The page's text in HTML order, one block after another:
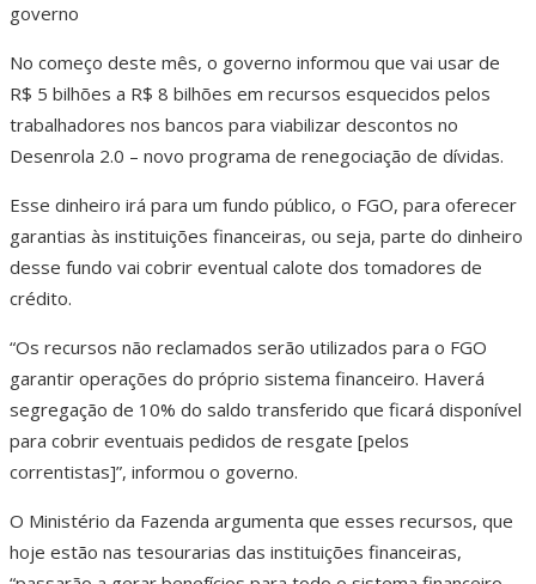
governo
No começo deste mês, o governo informou que vai usar de
R$ 5 bilhões a R$ 8 bilhões em recursos esquecidos pelos
trabalhadores nos bancos para viabilizar descontos no
Desenrola 2.0 – novo programa de renegociação de dívidas.
Esse dinheiro irá para um fundo público, o FGO, para oferecer
garantias às instituições financeiras, ou seja, parte do dinheiro
desse fundo vai cobrir eventual calote dos tomadores de
crédito.
“Os recursos não reclamados serão utilizados para o FGO
garantir operações do próprio sistema financeiro. Haverá
segregação de 10% do saldo transferido que ficará disponível
para cobrir eventuais pedidos de resgate [pelos
correntistas]”, informou o governo.
O Ministério da Fazenda argumenta que esses recursos, que
hoje estão nas tesourarias das instituições financeiras,